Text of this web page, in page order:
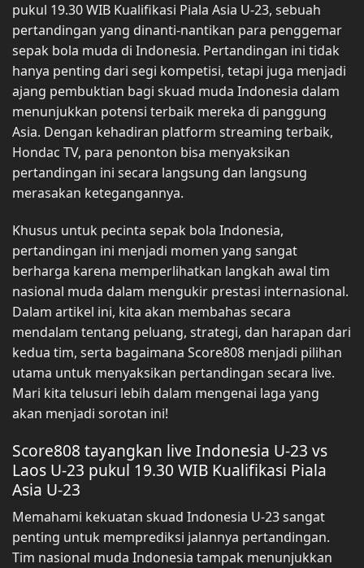
pukul 19.30 WIB Kualifikasi Piala Asia U-23, sebuah
pertandingan yang dinanti-nantikan para penggemar
sepak bola muda di Indonesia. Pertandingan ini tidak
hanya penting dari segi kompetisi, tetapi juga menjadi
ajang pembuktian bagi skuad muda Indonesia dalam
menunjukkan potensi terbaik mereka di panggung
Asia. Dengan kehadiran platform streaming terbaik,
Hondac TV, para penonton bisa menyaksikan
pertandingan ini secara langsung dan langsung
merasakan ketegangannya.
Khusus untuk pecinta sepak bola Indonesia,
pertandingan ini menjadi momen yang sangat
berharga karena memperlihatkan langkah awal tim
nasional muda dalam mengukir prestasi internasional.
Dalam artikel ini, kita akan membahas secara
mendalam tentang peluang, strategi, dan harapan dari
kedua tim, serta bagaimana Score808 menjadi pilihan
utama untuk menyaksikan pertandingan secara live.
Mari kita telusuri lebih dalam mengenai laga yang
akan menjadi sorotan ini!
Score808 tayangkan live Indonesia U-23 vs
Laos U-23 pukul 19.30 WIB Kualifikasi Piala
Asia U-23
Memahami kekuatan skuad Indonesia U-23 sangat
penting untuk memprediksi jalannya pertandingan.
Tim nasional muda Indonesia tampak menunjukkan